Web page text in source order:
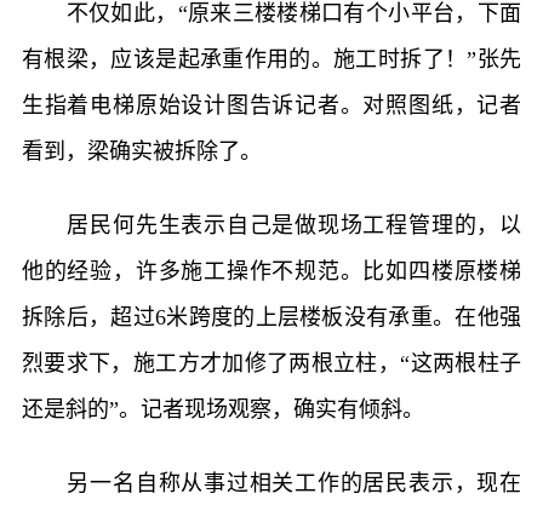
不仅如此，“原来三楼楼梯口有个小平台，下面
有根梁，应该是起承重作用的。施工时拆了！”张先
生指着电梯原始设计图告诉记者。对照图纸，记者
看到，梁确实被拆除了。
居民何先生表示自己是做现场工程管理的，以
他的经验，许多施工操作不规范。比如四楼原楼梯
拆除后，超过6米跨度的上层楼板没有承重。在他强
烈要求下，施工方才加修了两根立柱，“这两根柱子
还是斜的”。记者现场观察，确实有倾斜。
另一名自称从事过相关工作的居民表示，现在